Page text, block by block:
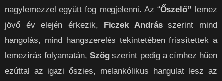
nagylemezzel együtt fog megjelenni. Az “Őszelő” lemez
jövő év elején érkezik,
Ficzek Andrásszerint mind
hangolás, mind hangszerelés tekintetében frissítettek a
lemezírás folyamatán,Szög szerint pedig a címhez hűen
ezúttal az igazi őszies, melankólikus hangulat lesz az